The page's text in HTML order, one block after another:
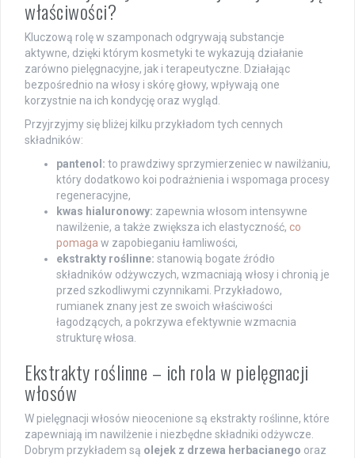
właściwości?
Kluczową rolę w szamponach odgrywają substancje
aktywne, dzięki którym kosmetyki te wykazują działanie
zarówno pielęgnacyjne, jak i terapeutyczne. Działając
bezpośrednio na włosy i skórę głowy, wpływają one
korzystnie na ich kondycję oraz wygląd.
Przyjrzyjmy się bliżej kilku przykładom tych cennych
składników:
pantenol: to prawdziwy sprzymierzeniec w nawilżaniu,
który dodatkowo koi podrażnienia i wspomaga procesy
regeneracyjne,
kwas hialuronowy: zapewnia włosom intensywne
nawilżenie, a także zwiększa ich elastyczność, co
pomaga w zapobieganiu łamliwości,
ekstrakty roślinne: stanowią bogate źródło
składników odżywczych, wzmacniają włosy i chronią je
przed szkodliwymi czynnikami. Przykładowo,
rumianek znany jest ze swoich właściwości
łagodzących, a pokrzywa efektywnie wzmacnia
strukturę włosa.
Ekstrakty roślinne – ich rola w pielęgnacji
włosów
W pielęgnacji włosów nieocenione są ekstrakty roślinne, które
zapewniają im nawilżenie i niezbędne składniki odżywcze.
Dobrym przykładem są olejek z drzewa herbacianego oraz